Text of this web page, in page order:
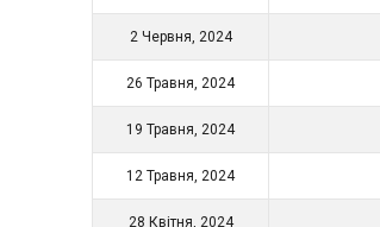
2 Червня, 2024
26 Травня, 2024
19 Травня, 2024
12 Травня, 2024
28 Квітня, 2024